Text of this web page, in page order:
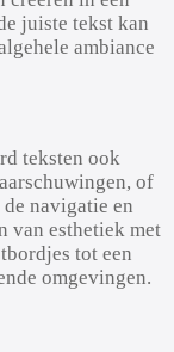
juiste tekst kan
ambiance
teksten ook
of
navigatie en
van esthetiek met
tot een
omgevingen.